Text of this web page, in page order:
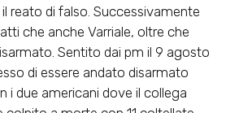
reato di falso. Successivamente
che anche Varriale, oltre che
Sentito dai pm il 9 agosto
di essere andato disarmato
i due americani dove il collega